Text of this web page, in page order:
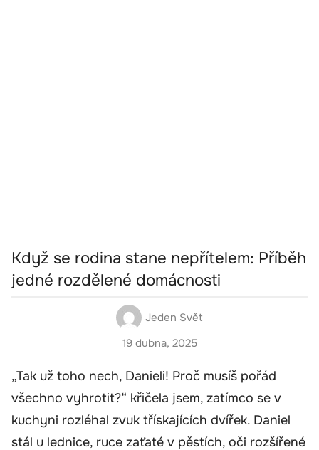
Když se rodina stane nepřítelem: Příběh
jedné rozdělené domácnosti
Jeden Svět
19 dubna, 2025
„Tak už toho nech, Danieli! Proč musíš pořád
všechno vyhrotit?“ křičela jsem, zatímco se v
kuchyni rozléhal zvuk třískajících dvířek. Daniel
stál u lednice, ruce zaťaté v pěstích, oči rozšířené